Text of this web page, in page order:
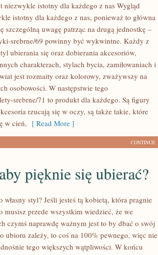
niezwykle istotny dla każdego z nas Wygląd
istotny dla każdego z nas, ponieważ to główna
szczególną uwagę patrząc na drugą jednostkę –
srebrne/69 powinny być wykwintne. Każdy z
ubierania się oraz dobierania akcesoriów,
charakterach, stylach bycia, zamiłowaniach i
jest rozmaity oraz kolorowy, zważywszy na
osobowości. W następstwie tego
srebrne/71 to produkt dla każdego. Są figury
rzucają się w oczy, są także takie, które
w cień, [ Read More ]
CONTINUE
pięknie się ubierać?
własny styl? Jeśli jesteś tą kobietą, która pragnie
musisz przede wszystkim wiedzieć, że we
czymś naprawdę ważnym jest to by dbać o swój
ubioru zależy, to coś na 100% pewnego, więc nie
tego większych wątpliwości. W końcu